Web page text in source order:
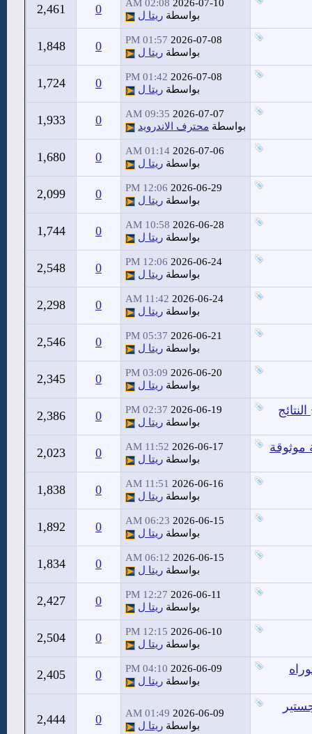
2026-07-10
02:08 AM
بواسطة ريتا ل 0
2,461
2026-07-08
01:57 PM
بواسطة ريتا ل 0
1,848
2026-07-08
01:42 PM
بواسطة ريتا ل 0
1,724
2026-07-07
09:35 AM
بواسطة محترف الاندرويد 0
1,933
2026-07-06
01:14 AM
بواسطة ريتا ل 0
1,680
2026-06-29
12:06 PM
بواسطة ريتا ل 0
2,099
2026-06-28
10:58 AM
بواسطة ريتا ل 0
1,744
2026-06-24
12:06 PM
بواسطة ريتا ل 0
2,548
2026-06-24
11:42 AM
بواسطة ريتا ل 0
2,298
2026-06-21
05:37 PM
بواسطة ريتا ل 0
2,546
2026-06-20
03:09 PM
بواسطة ريتا ل 0
2,345
2026-06-19
02:37 PM
بواسطة ريتا ل 0
2,386
موثوقة 2026-06-17
11:52 AM
بواسطة ريتا ل 0
2,023
2026-06-16
11:51 AM
بواسطة ريتا ل 0
1,838
2026-06-15
06:23 AM
بواسطة ريتا ل 0
1,892
2026-06-15
06:12 AM
بواسطة ريتا ل 0
1,834
2026-06-11
12:27 PM
بواسطة ريتا ل 0
2,427
2026-06-10
12:15 PM
بواسطة ريتا ل 0
2,504
2026-06-09
04:10 PM
بواسطة ريتا ل 0
2,405
2026-06-09
01:49 AM
بواسطة ريتا ل 0
2,444